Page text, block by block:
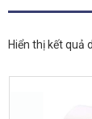
Hiển thị kết quả